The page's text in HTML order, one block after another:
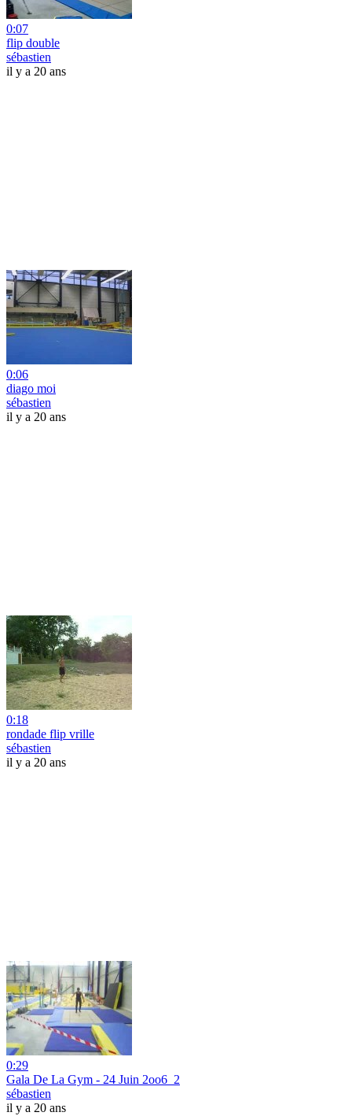
0:07
flip double
sébastien
il y a 20 ans
0:06
diago moi
sébastien
il y a 20 ans
0:18
rondade flip vrille
sébastien
il y a 20 ans
0:29
Gala De La Gym - 24 Juin 2oo6_2
sébastien
il y a 20 ans